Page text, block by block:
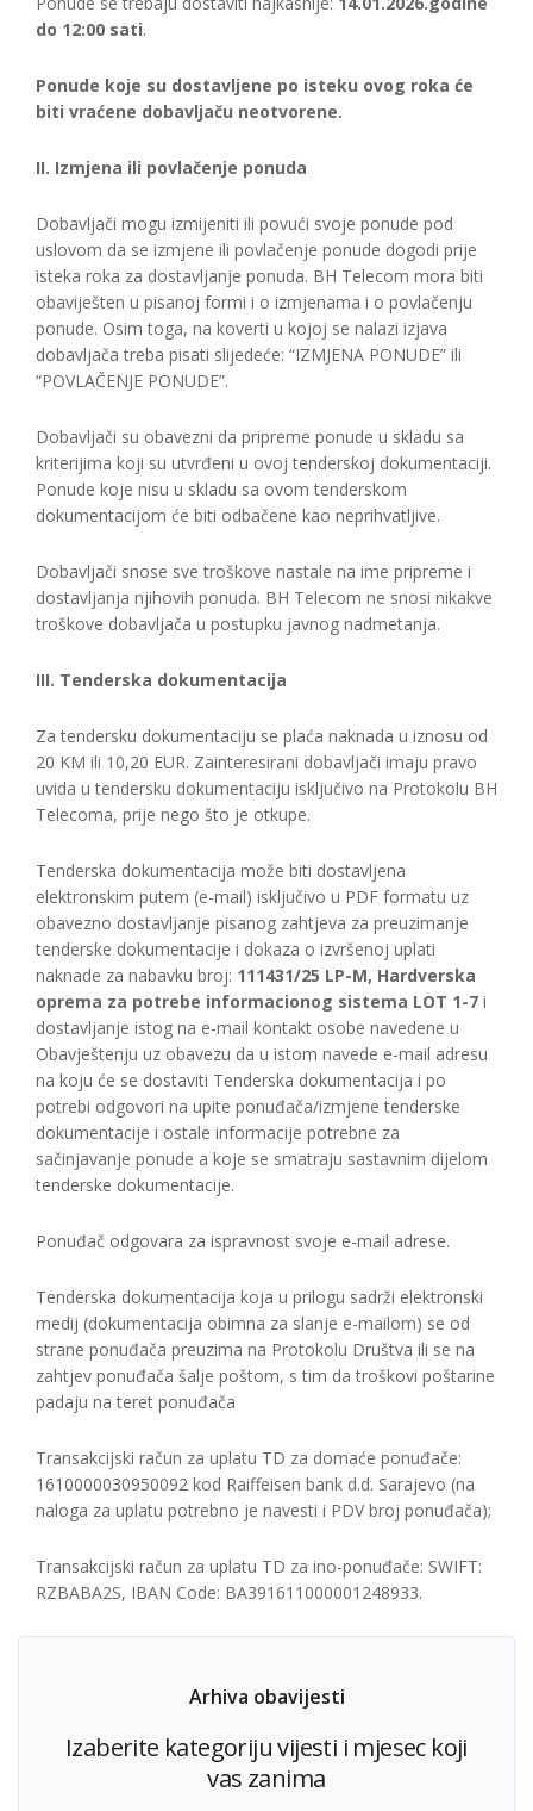
do 12:00 sati.
Ponude koje su dostavljene po isteku ovog roka će
biti vraćene dobavljaču neotvorene.
II. Izmjena ili povlačenje ponuda
Dobavljači mogu izmijeniti ili povući svoje ponude pod
uslovom da se izmjene ili povlačenje ponude dogodi prije
isteka roka za dostavljanje ponuda. BH Telecom mora biti
obaviješten u pisanoj formi i o izmjenama i o povlačenju
ponude. Osim toga, na koverti u kojoj se nalazi izjava
dobavljača treba pisati slijedeće: “IZMJENA PONUDE” ili
“POVLAČENJE PONUDE”.
Dobavljači su obavezni da pripreme ponude u skladu sa
kriterijima koji su utvrđeni u ovoj tenderskoj dokumentaciji.
Ponude koje nisu u skladu sa ovom tenderskom
dokumentacijom će biti odbačene kao neprihvatljive.
Dobavljači snose sve troškove nastale na ime pripreme i
dostavljanja njihovih ponuda. BH Telecom ne snosi nikakve
troškove dobavljača u postupku javnog nadmetanja.
III. Tenderska dokumentacija
Za tendersku dokumentaciju se plaća naknada u iznosu od
20 KM ili 10,20 EUR. Zainteresirani dobavljači imaju pravo
uvida u tendersku dokumentaciju isključivo na Protokolu BH
Telecoma, prije nego što je otkupe.
Tenderska dokumentacija može biti dostavljena
elektronskim putem (e-mail) isključivo u PDF formatu uz
obavezno dostavljanje pisanog zahtjeva za preuzimanje
tenderske dokumentacije i dokaza o izvršenoj uplati
naknade za nabavku broj: 111431/25 LP-M, Hardverska
oprema za potrebe informacionog sistema LOT 1-7 i
dostavljanje istog na e-mail kontakt osobe navedene u
Obavještenju uz obavezu da u istom navede e-mail adresu
na koju će se dostaviti Tenderska dokumentacija i po
potrebi odgovori na upite ponuđača/izmjene tenderske
dokumentacije i ostale informacije potrebne za
sačinjavanje ponude a koje se smatraju sastavnim dijelom
tenderske dokumentacije.
Ponuđač odgovara za ispravnost svoje e-mail adrese.
Tenderska dokumentacija koja u prilogu sadrži elektronski
medij (dokumentacija obimna za slanje e-mailom) se od
strane ponuđača preuzima na Protokolu Društva ili se na
zahtjev ponuđača šalje poštom, s tim da troškovi poštarine
padaju na teret ponuđača
Transakcijski račun za uplatu TD za domaće ponuđače:
1610000030950092 kod Raiffeisen bank d.d. Sarajevo (na
naloga za uplatu potrebno je navesti i PDV broj ponuđača);
Transakcijski račun za uplatu TD za ino-ponuđače: SWIFT:
RZBABA2S, IBAN Code: BA391611000001248933.
Arhiva obavijesti
Izaberite kategoriju vijesti i mjesec koji
vas zanima